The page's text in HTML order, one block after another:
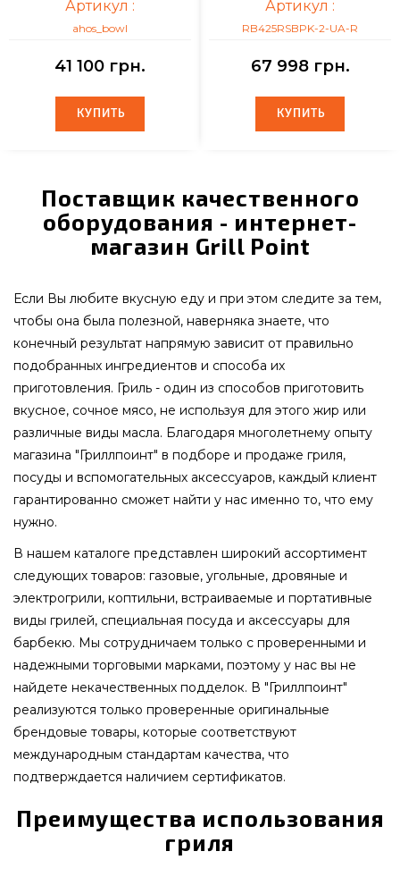
Артикул :
ahos_bowl
41 100 грн.
КУПИТЬ
КУПИТЬ
Артикул :
RB425RSBPK-2-UA-R
67 998 грн.
КУПИТЬ
КУПИТЬ
Поставщик качественного
оборудования - интернет-
магазин Grill Point
Если Вы любите вкусную еду и при этом следите за тем,
чтобы она была полезной, наверняка знаете, что
конечный результат напрямую зависит от правильно
подобранных ингредиентов и способа их
приготовления. Гриль - один из способов приготовить
вкусное, сочное мясо, не используя для этого жир или
различные виды масла. Благодаря многолетнему опыту
магазина "Гриллпоинт" в подборе и продаже гриля,
посуды и вспомогательных аксессуаров, каждый клиент
гарантированно сможет найти у нас именно то, что ему
нужно.
В нашем каталоге представлен широкий ассортимент
следующих товаров: газовые, угольные, дровяные и
электрогрили, коптильни, встраиваемые и портативные
виды грилей, специальная посуда и аксессуары для
барбекю. Мы сотрудничаем только с проверенными и
надежными торговыми марками, поэтому у нас вы не
найдете некачественных подделок. В "Гриллпоинт"
реализуются только проверенные оригинальные
брендовые товары, которые соответствуют
международным стандартам качества, что
подтверждается наличием сертификатов.
Преимущества использования
гриля